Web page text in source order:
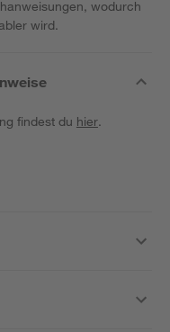
wodurch
wird.
findest du hier.